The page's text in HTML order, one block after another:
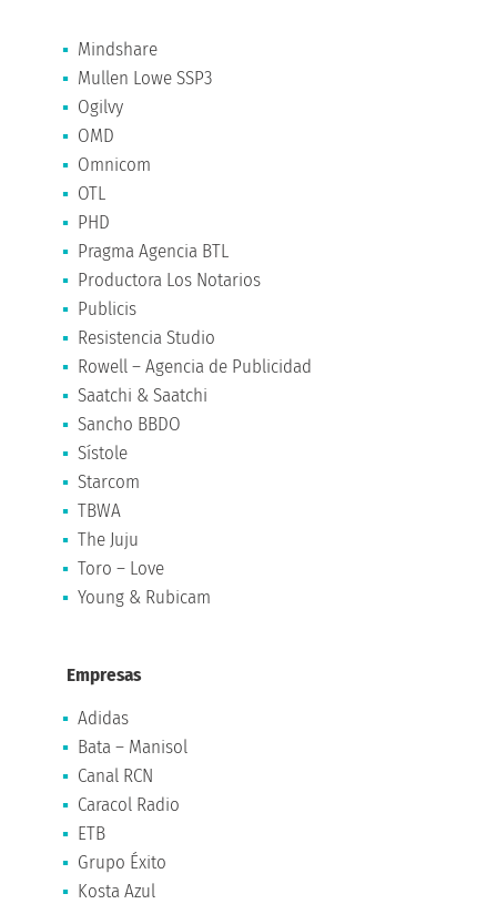
Mindshare
Mullen Lowe SSP3
Ogilvy
OMD
Omnicom
OTL
PHD
Pragma Agencia BTL
Productora Los Notarios
Publicis
Resistencia Studio
Rowell – Agencia de Publicidad
Saatchi & Saatchi
Sancho BBDO
Sístole
Starcom
TBWA
The Juju
Toro – Love
Young & Rubicam
Empresas
Adidas
Bata – Manisol
Canal RCN
Caracol Radio
ETB
Grupo Éxito
Kosta Azul